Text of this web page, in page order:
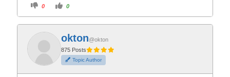
C
i
k
f
t
h
m
0
C
i
k
o
r
t
h
u
m
0
okton@okton
875 Posts
Topic Author